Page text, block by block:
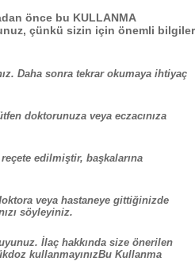
önce bu KULLANMA
çünkü sizin için önemli bilgiler
Daha sonra tekrar okumaya ihtiyaç
doktorunuza veya eczacınıza
edilmiştir, başkalarına
veya hastaneye gittiğinizde
söyleyiniz.
İlaç hakkında size önerilen
kullanmayınızBu Kullanma